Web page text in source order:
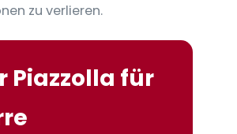
zu verlieren.
Piazzolla für